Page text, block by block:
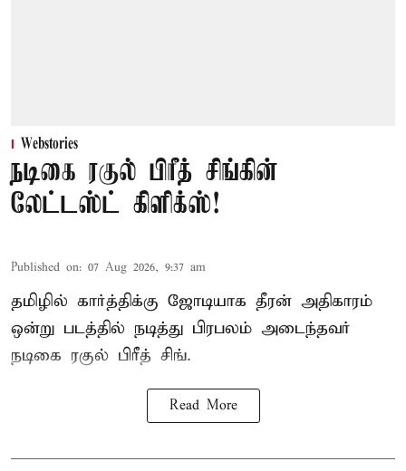
Webstories
நடிகை ரகுல் பிரீத் சிங்கின்
லேட்டஸ்ட் கிளிக்ஸ்!
Published on: 07 Aug 2026, 9:37 am
தமிழில் கார்த்திக்கு ஜோடியாக தீரன் அதிகாரம்
ஒன்று படத்தில் நடித்து பிரபலம் அடைந்தவர்
நடிகை ரகுல் பிரீத் சிங்.
Read More